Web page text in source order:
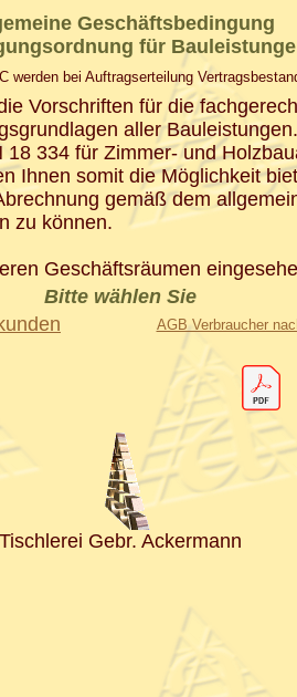
Geschäftsbedingung
für
werden bei Auftragserteilung
Vorschriften für die
aller
18 334 für Zimmer- und
Ihnen somit die Möglichkeit
gemäß dem
zu können.
Geschäftsräumen
Bitte wählen Sie
AGB Verbraucher
Tischlerei Gebr. Ackermann